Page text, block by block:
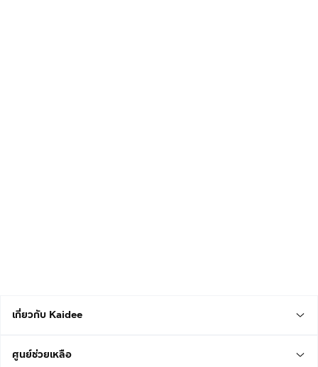
เกี่ยวกับ Kaidee
ศูนย์ช่วยเหลือ